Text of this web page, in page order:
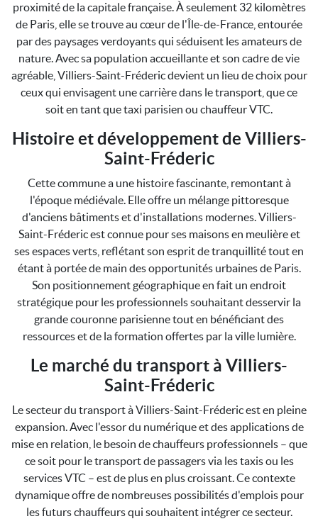
proximité de la capitale française. À seulement 32 kilomètres
de Paris, elle se trouve au cœur de l'Île-de-France, entourée
par des paysages verdoyants qui séduisent les amateurs de
nature. Avec sa population accueillante et son cadre de vie
agréable, Villiers-Saint-Fréderic devient un lieu de choix pour
ceux qui envisagent une carrière dans le transport, que ce
soit en tant que taxi parisien ou chauffeur VTC.
Histoire et développement de Villiers-
Saint-Fréderic
Cette commune a une histoire fascinante, remontant à
l'époque médiévale. Elle offre un mélange pittoresque
d'anciens bâtiments et d'installations modernes. Villiers-
Saint-Fréderic est connue pour ses maisons en meulière et
ses espaces verts, reflétant son esprit de tranquillité tout en
étant à portée de main des opportunités urbaines de Paris.
Son positionnement géographique en fait un endroit
stratégique pour les professionnels souhaitant desservir la
grande couronne parisienne tout en bénéficiant des
ressources et de la formation offertes par la ville lumière.
Le marché du transport à Villiers-
Saint-Fréderic
Le secteur du transport à Villiers-Saint-Fréderic est en pleine
expansion. Avec l'essor du numérique et des applications de
mise en relation, le besoin de chauffeurs professionnels – que
ce soit pour le transport de passagers via les taxis ou les
services VTC – est de plus en plus croissant. Ce contexte
dynamique offre de nombreuses possibilités d'emplois pour
les futurs chauffeurs qui souhaitent intégrer ce secteur.